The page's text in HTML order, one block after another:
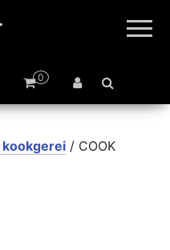
0
kookgerei / COOK